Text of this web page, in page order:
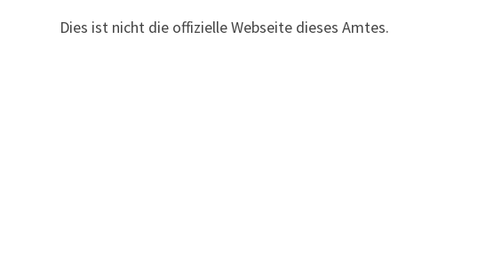
Dies ist nicht die offizielle Webseite dieses Amtes.